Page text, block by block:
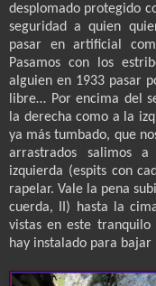
desplomado protegido
seguridad a quien
pasar en artificial
Pasamos con los
alguien en 1933 pasar
libre… Por encima del
la derecha como a la
ya más tumbado, que
arrastrados salimos
izquierda (espits con
rapelar. Vale la pena
cuerda, II) hasta la
vistas en este tranquilo
hay instalado para bajar